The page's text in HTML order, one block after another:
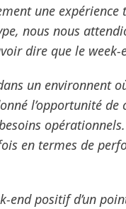
une expérience
nous nous
dire que le week-
un environnent
l’opportunité
en termes de
end positif d’un